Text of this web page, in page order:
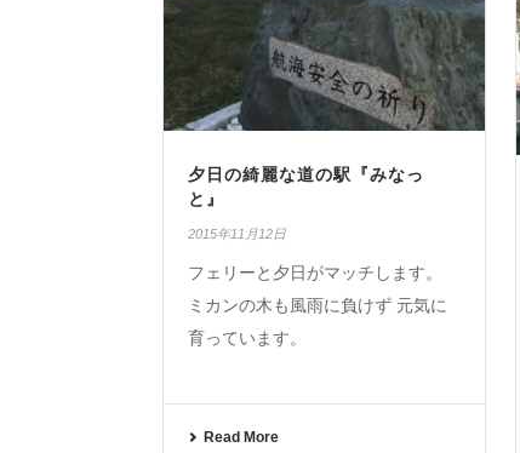
夕日の綺麗な道の駅『みなっ
と』
2015年11月12日
フェリーと夕日がマッチします。
ミカンの木も風雨に負けず 元気に
育っています。
Read More